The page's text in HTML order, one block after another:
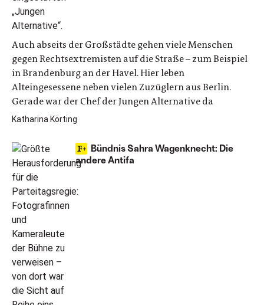
Auch abseits der Großstädte gehen viele Menschen
gegen Rechtsextremisten auf die Straße – zum Beispiel
in Brandenburg an der Havel. Hier leben
Alteingesessene neben vielen Zuzüglern aus Berlin.
Gerade war der Chef der Jungen Alternative da
Katharina Körting
Bündnis Sahra Wagenknecht: Die
andere Antifa